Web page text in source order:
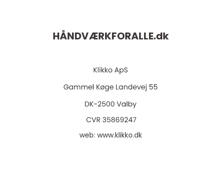
HÅNDVÆRKFORALLE.dk
web: www.klikko.dk